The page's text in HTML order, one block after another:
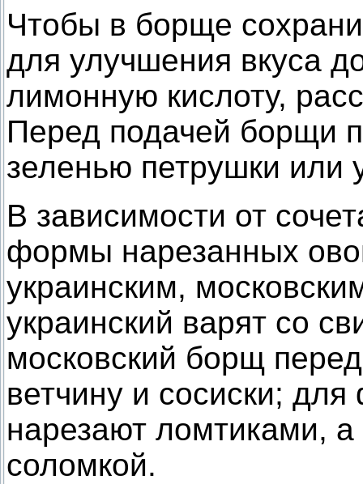
Чтобы в борще
для улучшения вкуса
лимонную кислоту,
Перед подачей борщи
зеленью петрушки или
В зависимости от
формы нарезанных
украинским,
украинский варят со
московский борщ
ветчину и сосиски;
нарезают ломтиками,
соломкой.